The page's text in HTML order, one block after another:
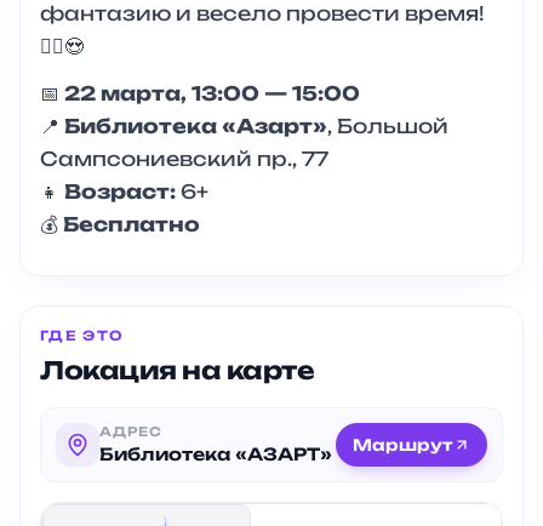
фантазию и весело провести время!
🧙‍♀️😍
📅 22 марта, 13:00 — 15:00
📍 Библиотека «Азарт», Большой
Сампсониевский пр., 77
👧 Возраст: 6+
💰 Бесплатно
ГДЕ ЭТО
Локация на карте
АДРЕС
Библиотека «АЗАРТ» Маршрут